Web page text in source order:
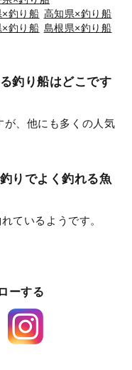
×釣り船 高知県×釣り船
×釣り船 島根県×釣り船
釣り船はどこです
が、他にも多くの人気
りでよく釣れる魚
ているようです。
ーする